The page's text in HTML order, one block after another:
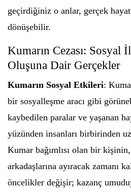
geçirdiğiniz o anlar, gerçek
dönüşebilir.
Kumarın Cezası: Sosyal
Oluşuna Dair Gerçekler
Kumarın Sosyal Etkileri:
bir sosyalleşme aracı gibi
kaybedilen paralar ve yaşanan
yüzünden insanları birbirinden
Kumar bağımlısı olan bir
arkadaşlarına ayıracak zamanı
öncelikler değişir; kazanç